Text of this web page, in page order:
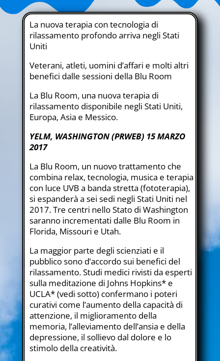
La nuova terapia con tecnologia di
rilassamento profondo arriva negli Stati
Uniti
Veterani, atleti, uomini d’affari e molti altri
benefici dalle sessioni della Blu Room
La Blu Room, una nuova terapia di
rilassamento disponibile negli Stati Uniti,
Europa, Asia e Messico.
YELM, WASHINGTON (PRWEB) 15 MARZO
2017
La Blu Room, un nuovo trattamento che
combina relax, tecnologia, musica e terapia
con luce UVB a banda stretta (fototerapia),
si espanderà a sei sedi negli Stati Uniti nel
2017. Tre centri nello Stato di Washington
saranno incrementati dalle Blu Room in
Florida, Missouri e Utah.
La maggior parte degli scienziati e il
pubblico sono d’accordo sui benefici del
rilassamento. Studi medici rivisti da esperti
sulla meditazione di Johns Hopkins* e
UCLA* (vedi sotto) confermano i poteri
curativi come l’aumento della capacità di
attenzione, il miglioramento della
memoria, l’alleviamento dell’ansia e della
depressione, il sollievo dal dolore e lo
stimolo della creatività.